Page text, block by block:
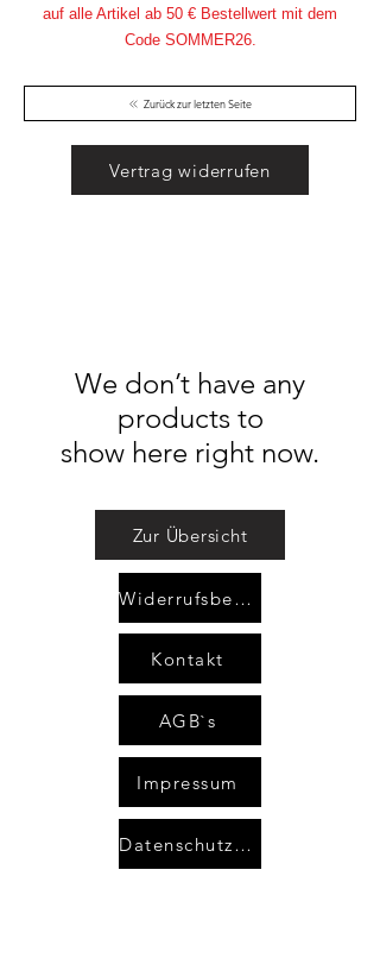
Zurück zur letzten Seite
auf alle Artikel ab 50 € Bestellwert mit dem
Code SOMMER26.
Vertrag widerrufen
We don’t have any
products to
show here right now.
Zur Übersicht
Widerrufsbelehrung
Kontakt
AGB`s
Impressum
Datenschutzerklärung